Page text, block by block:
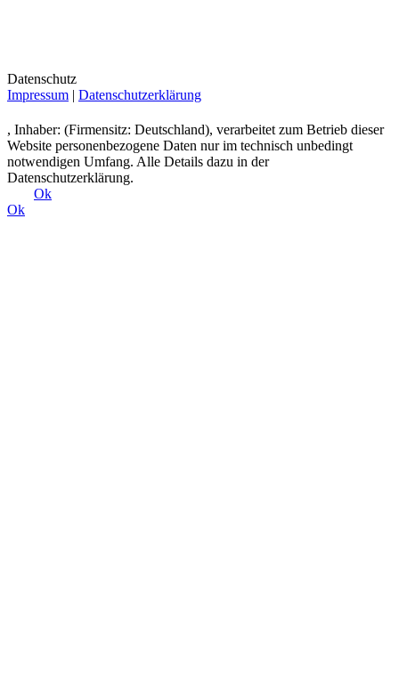
Datenschutz
Impressum | Datenschutzerklärung
, Inhaber: (Firmensitz: Deutschland), verarbeitet zum Betrieb dieser
Website personenbezogene Daten nur im technisch unbedingt
notwendigen Umfang. Alle Details dazu in der
Datenschutzerklärung.
Ok
Ok